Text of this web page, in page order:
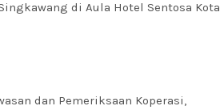
di Aula Hotel Sentosa Kota
dan Pemeriksaan Koperasi,